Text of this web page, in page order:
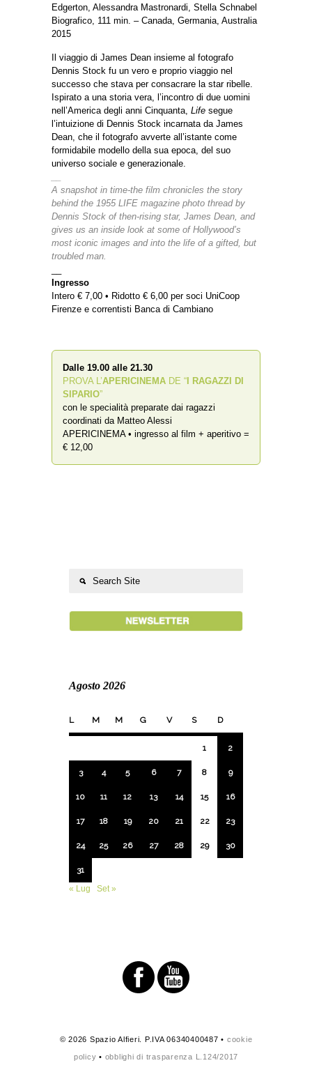
Edgerton, Alessandra Mastronardi, Stella Schnabel
Biografico, 111 min. – Canada, Germania, Australia
2015
Il viaggio di James Dean insieme al fotografo
Dennis Stock fu un vero e proprio viaggio nel
successo che stava per consacrare la star ribelle.
Ispirato a una storia vera, l’incontro di due uomini
nell’America degli anni Cinquanta, Life segue
l’intuizione di Dennis Stock incarnata da James
Dean, che il fotografo avverte all’istante come
formidabile modello della sua epoca, del suo
universo sociale e generazionale.
A snapshot in time-the film chronicles the story
behind the 1955 LIFE magazine photo thread by
Dennis Stock of then-rising star, James Dean, and
gives us an inside look at some of Hollywood’s
most iconic images and into the life of a gifted, but
troubled man.
Ingresso
Intero € 7,00 • Ridotto € 6,00 per soci UniCoop
Firenze e correntisti Banca di Cambiano
Dalle 19.00 alle 21.30
PROVA L’APERICINEMA DE “I RAGAZZI DI
SIPARIO”
con le specialità preparate dai ragazzi
coordinati da Matteo Alessi
APERICINEMA • ingresso al film + aperitivo =
€ 12,00
Agosto 2026
L M M G V S D
1 2
3 4 5 6 7 8 9
10 11 12 13 14 15 16
17 18 19 20 21 22 23
24 25 26 27 28 29 30
31
« Lug
Set »
© 2026 Spazio Alfieri. P.IVA 06340400487 • cookie
policy • obblighi di trasparenza L.124/2017